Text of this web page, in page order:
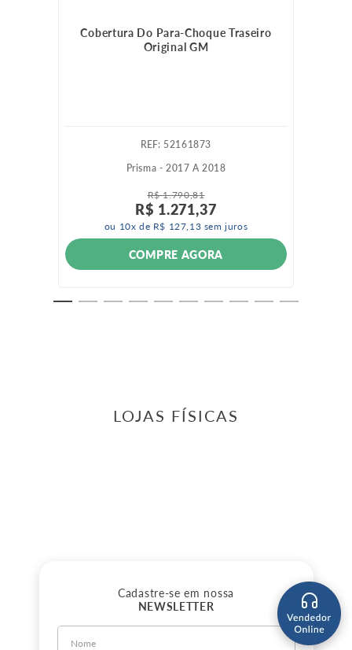
Cobertura Do Para-Choque Traseiro
Original GM
: 52161873
Prisma - 2017 A 2018
R$ 1.790,81
R$ 1.271,37
ou 10x de R$ 127, 13 sem juros
COMPRE AGORA
LOJAS FÍSICAS
Cadastre-se em nossa
NEWSLETTER